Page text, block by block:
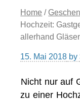
Home /
Hochzeit:
allerhand
15. Mai 2018 by
Nicht nur auf
zu einer